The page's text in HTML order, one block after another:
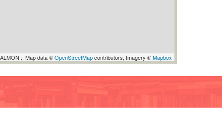
:: Map data ©OpenStreetMapcontributors, Imagery ©Mapbox